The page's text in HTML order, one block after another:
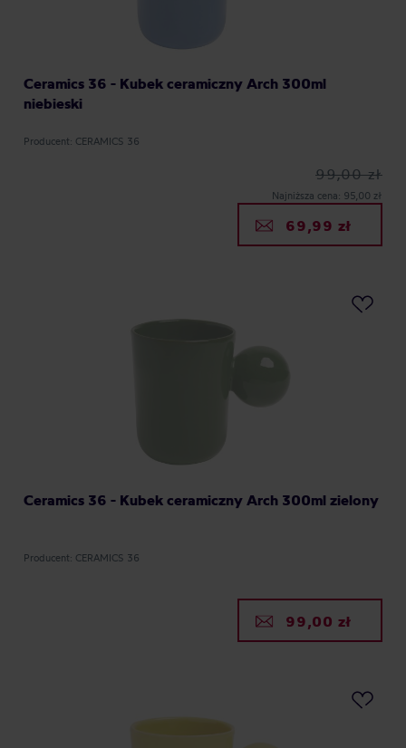
Ceramics 36 - Kubek ceramiczny Arch 300ml
niebieski
Producent: CERAMICS 36
99,00 zł
Najniższa cena: 95,00 zł
69,99 zł
Ceramics 36 - Kubek ceramiczny Arch 300ml zielony
Producent: CERAMICS 36
99,00 zł